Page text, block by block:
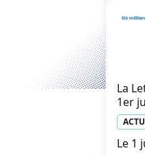
La
1er
Le 1